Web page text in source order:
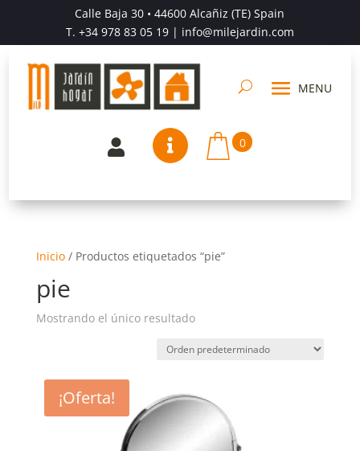
Calle Baja 30 • 44600 Alcañiz (TE) Spain
T. +34 978 83 05 19| info@milejardin.com
  0
Inicio/ Productos etiquetados “pie”
pie
Mostrando el único resultado
¡Oferta!